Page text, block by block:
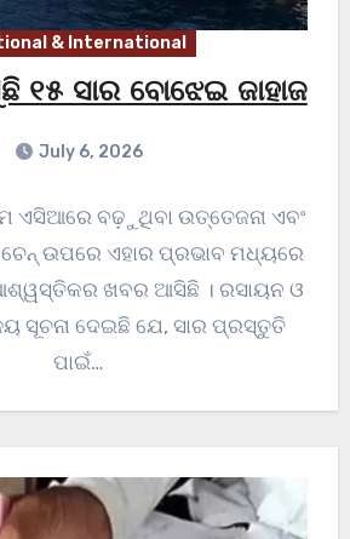
& International
୧୫ ସାର ବୋଝେଇ ଜାହାଜ
July 6, 2026
ଏସିଆରେ ବଢ଼ୁଥିବା ଉତ୍ତେଜନା ଏବଂ
ଉପରେ ଏହାର ପ୍ରଭାବ ମଧ୍ୟରେ
ଖବର ଆସିଛି । ରସାୟନ ଓ
ସୂଚନା ଦେଇଛି ଯେ, ସାର ପ୍ରସ୍ତୁତି
ପାଇଁ…